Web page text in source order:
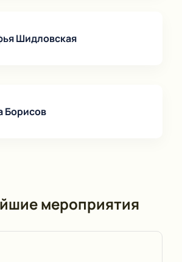
Шидловская
Борисов
мероприятия